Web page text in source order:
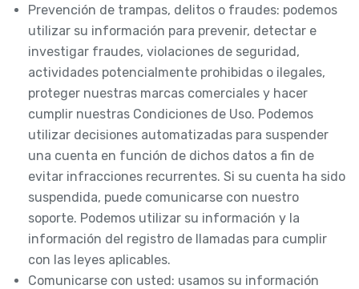
Prevención de trampas, delitos o fraudes: podemos
utilizar su información para prevenir, detectar e
investigar fraudes, violaciones de seguridad,
actividades potencialmente prohibidas o ilegales,
proteger nuestras marcas comerciales y hacer
cumplir nuestras Condiciones de Uso. Podemos
utilizar decisiones automatizadas para suspender
una cuenta en función de dichos datos a fin de
evitar infracciones recurrentes. Si su cuenta ha sido
suspendida, puede comunicarse con nuestro
soporte. Podemos utilizar su información y la
información del registro de llamadas para cumplir
con las leyes aplicables.
Comunicarse con usted: usamos su información